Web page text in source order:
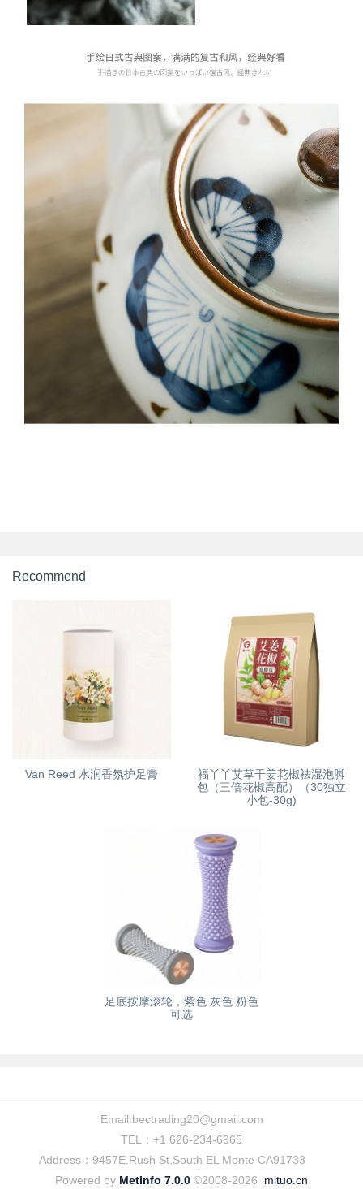
Recommend
Van Reed 水润香氛护足膏
福丫丫艾草干姜花椒祛湿泡脚
包（三倍花椒高配）（30独立
小包-30g)
足底按摩滚轮，紫色 灰色 粉色
可选
Email:bectrading20@gmail.com
TEL：+1 626-234-6965
Address：9457E.Rush St.South EL Monte CA91733
Powered by MetInfo 7.0.0 ©2008-2026 mituo.cn